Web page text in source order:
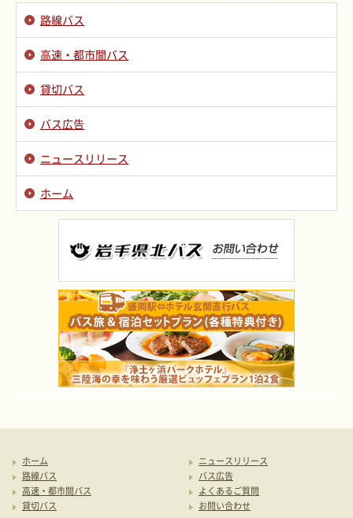
路線バス
高速・都市間バス
貸切バス
バス広告
ニュースリリース
ホーム
ホーム
路線バス
高速・都市間バス
貸切バス
ニュースリリース
バス広告
よくあるご質問
お問い合わせ